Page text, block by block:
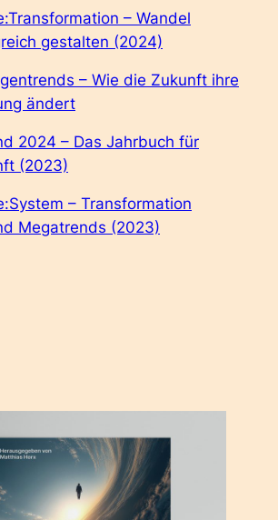
– Wandel
gestalten (2024)
– Wie die Zukunft ihre
ändert
2024 – Das Jahrbuch für
(2023)
– Transformation
Megatrends (2023)